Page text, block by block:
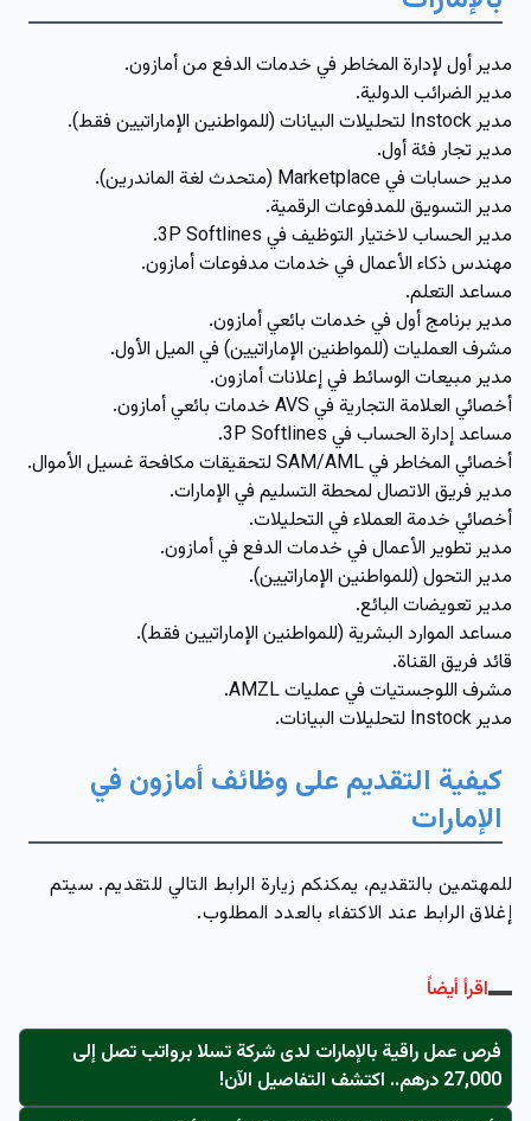
مدير أول لإدارة المخاطر في خدمات الدفع من أمازون.
مدير الضرائب الدولية.
مدير Instock لتحليلات البيانات (للمواطنين الإماراتيين فقط).
مدير تجار فئة أول.
مدير حسابات في Marketplace (متحدث لغة الماندرين).
مدير التسويق للمدفوعات الرقمية.
مدير الحساب لاختيار التوظيف في 3P Softlines.
مهندس ذكاء الأعمال في خدمات مدفوعات أمازون.
مساعد التعلم.
مدير برنامج أول في خدمات بائعي أمازون.
مشرف العمليات (للمواطنين الإماراتيين) في الميل الأول.
مدير مبيعات الوسائط في إعلانات أمازون.
أخصائي العلامة التجارية في AVS خدمات بائعي أمازون.
مساعد إدارة الحساب في 3P Softlines.
أخصائي المخاطر في SAM/AML لتحقيقات مكافحة غسيل الأموال.
مدير فريق الاتصال لمحطة التسليم في الإمارات.
أخصائي خدمة العملاء في التحليلات.
مدير تطوير الأعمال في خدمات الدفع في أمازون.
مدير التحول (للمواطنين الإماراتيين).
مدير تعويضات البائع.
مساعد الموارد البشرية (للمواطنين الإماراتيين فقط).
قائد فريق القناة.
مشرف اللوجستيات في عمليات AMZL.
مدير Instock لتحليلات البيانات.
كيفية التقديم على وظائف أمازون في
الإمارات
للمهتمين بالتقديم، يمكنكم زيارة الرابط التالي للتقديم. سيتم
إغلاق الرابط عند الاكتفاء بالعدد المطلوب.
اقرأ أيضاً
فرص عمل راقية بالإمارات لدى شركة تسلا برواتب تصل إلى
27,000 درهم.. اكتشف التفاصيل الآن!